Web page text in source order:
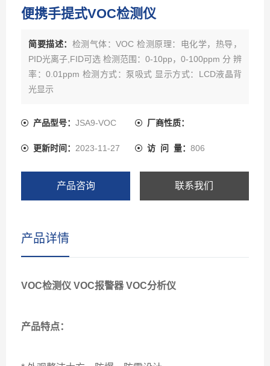
便携手提式VOC检测仪
简要描述： 检测气体：VOC 检测原理：电化学，热导，
PID光离子,FID可选 检测范围：0-10pp，0-100ppm 分 辨
率：0.01ppm 检测方式：泵吸式 显示方式：LCD液晶背
光显示
产品型号： JSA9-VOC 厂商性质：
更新时间： 2023-11-27 访 问 量： 806
产品咨询 联系我们
产品详情
VOC检测仪 VOC报警器 VOC分析仪
产品特点：